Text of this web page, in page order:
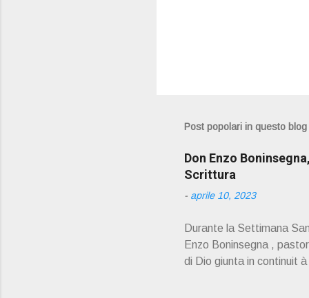
Post popolari in questo blog
Don Enzo
Scrittura
- aprile 10, 2023
Durante la Settimana
Enzo Boninsegna ,
di Dio giunta in continuit
scelto come